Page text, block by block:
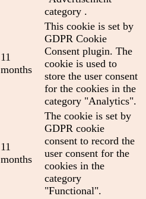
category .
11
months
This cookie is set by
GDPR Cookie
Consent plugin. The
cookie is used to
store the user consent
for the cookies in the
category "Analytics".
11
months
The cookie is set by
GDPR cookie
consent to record the
user consent for the
cookies in the
category
"Functional".